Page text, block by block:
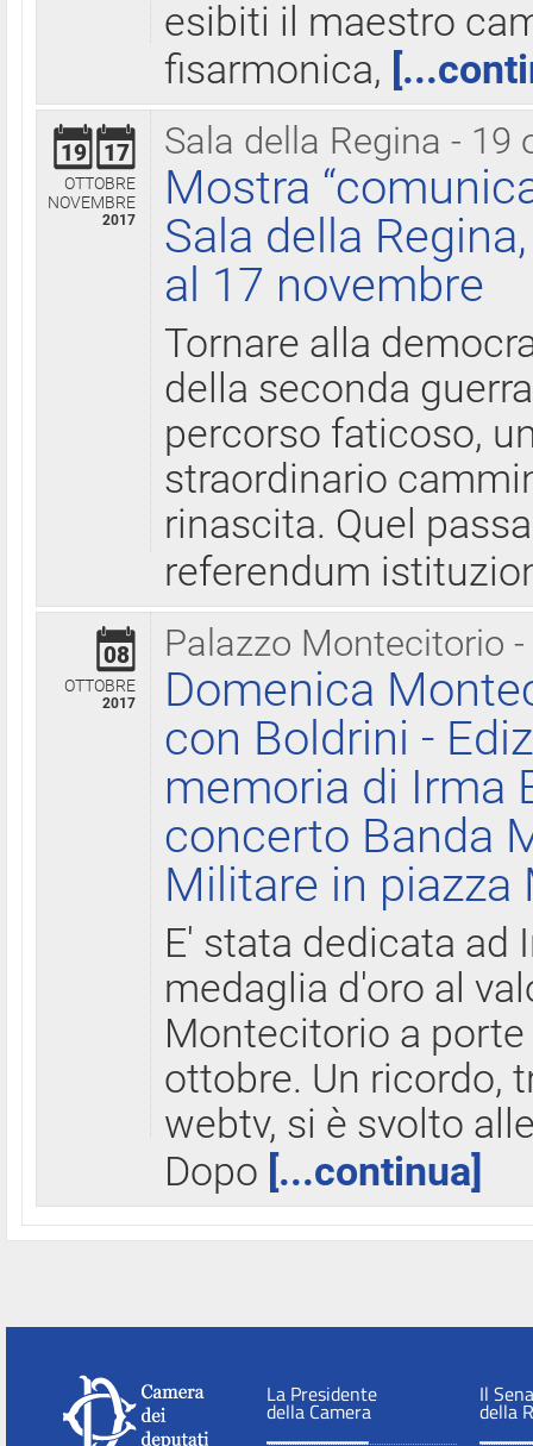
esibiti il maestro
fisarmonica,
Sala della Regina - 19
19 17
OTTOBRE
NOVEMBRE
2017
Mostra
Sala della
al 17 novembre
Tornare alla
della seconda
percorso faticoso,
straordinario
rinascita. Quel
referendum
Palazzo Montecitorio
08
OTTOBRE
2017
Domenica
con Boldrini -
memoria di Irma
concerto Banda
Militare in
E' stata dedicata ad
medaglia d'oro al
Montecitorio a
ottobre. Un ricordo,
webtv, si è svolto
Dopo [...continua]
La Presidente
della Camera
Il
della